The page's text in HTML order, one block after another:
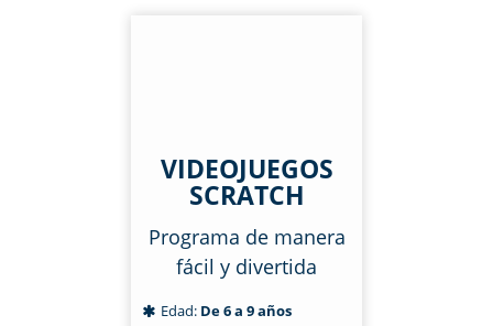
VIDEOJUEGOS
SCRATCH
Programa de manera
fácil y divertida
Edad: De 6 a 9 años